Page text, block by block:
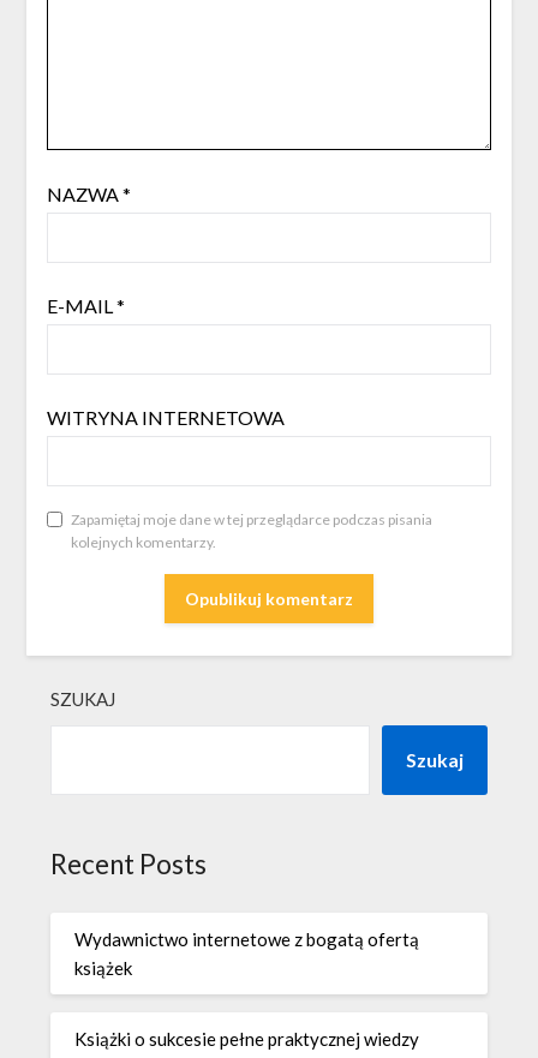
NAZWA*
E-MAIL*
WITRYNA INTERNETOWA
Zapamiętaj moje dane w tej przeglądarce podczas pisania
kolejnych komentarzy.
SZUKAJ
Szukaj
Recent Posts
Wydawnictwo internetowe z bogatą ofertą
książek
Książki o sukcesie pełne praktycznej wiedzy